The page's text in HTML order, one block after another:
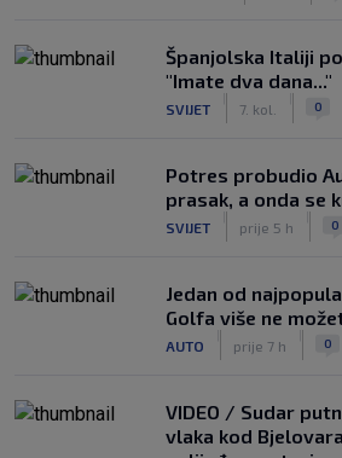
Španjolska Italiji
"Imate dva dana..."
SVIJET 7. kol. 0
Potres probudio
prasak, a onda se
SVIJET prije 5 h 0
Jedan od
Golfa više ne
AUTO prije 7 h 0
VIDEO / Sudar
vlaka kod